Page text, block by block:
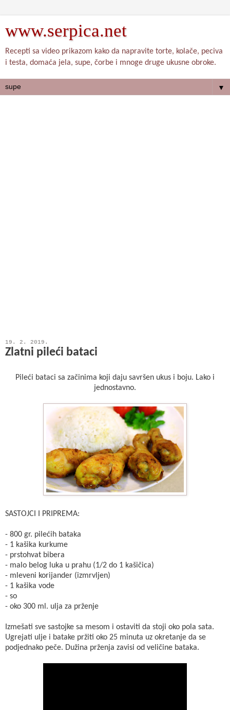
www.serpica.net
Recepti sa video prikazom kako da napravite torte, kolače, peciva
i testa, domaća jela, supe, čorbe i mnoge druge ukusne obroke.
▼
19. 2. 2019.
Zlatni pileći bataci
Pileći bataci sa začinima koji daju savršen ukus i boju. Lako i
jednostavno.
SASTOJCI I PRIPREMA:
- 800 gr. pilećih bataka
- 1 kašika kurkume
- prstohvat bibera
- malo belog luka u prahu (1/2 do 1 kašičica)
- mleveni korijander (izmrvljen)
- 1 kašika vode
- so
- oko 300 ml. ulja za prženje
Izmešati sve sastojke sa mesom i ostaviti da stoji oko pola sata.
Ugrejati ulje i batake pržiti oko 25 minuta uz okretanje da se
podjednako peče. Dužina prženja zavisi od veličine bataka.